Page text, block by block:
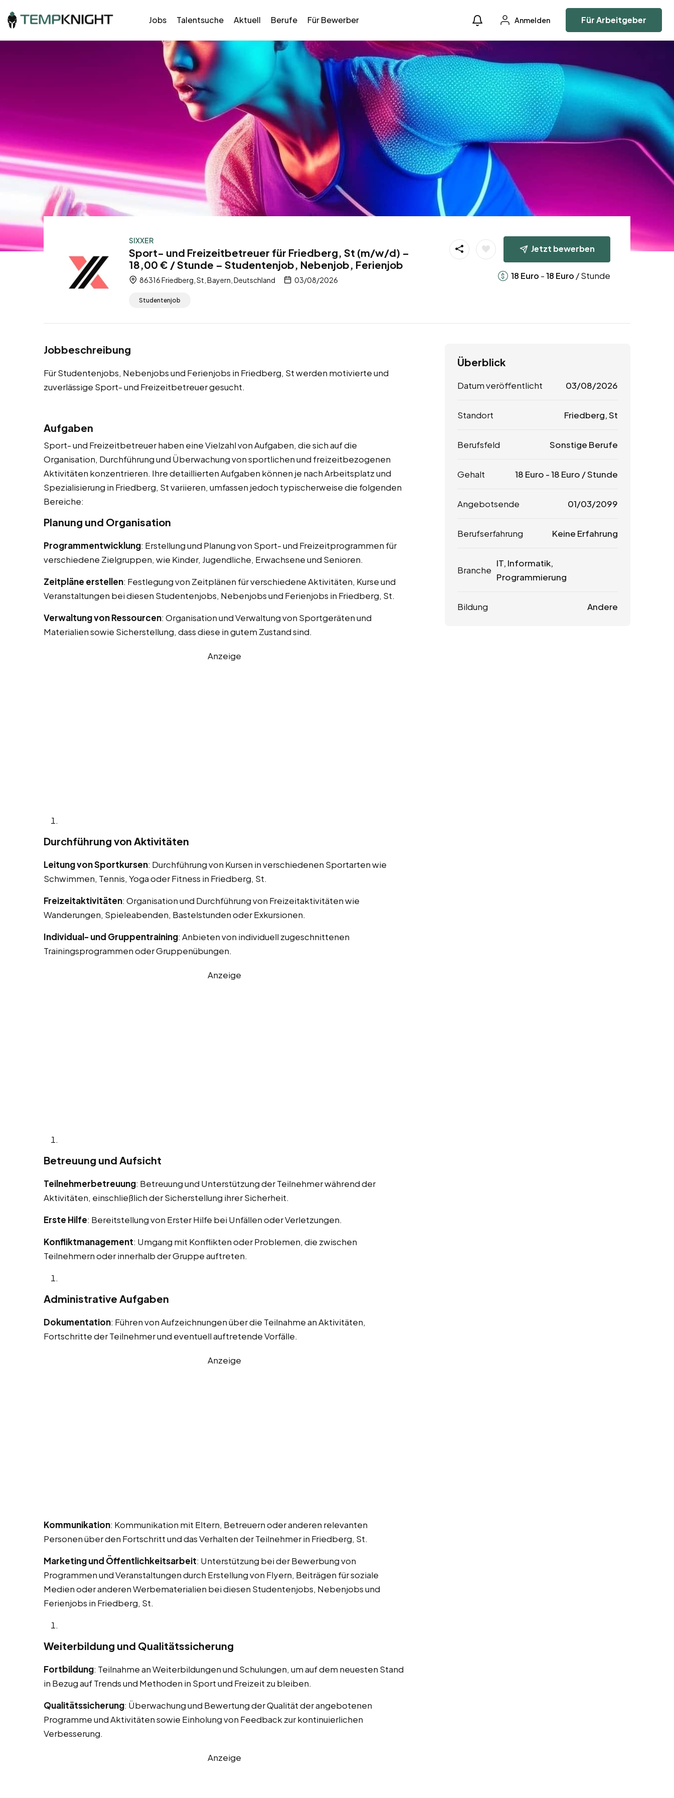
Jobs Talentsuche Aktuell Berufe Für Bewerber Anmelden Für Arbeitgeber
SIXXER
Sport- und Freizeitbetreuer für Friedberg, St (m/w/d) –
18,00 € / Stunde – Studentenjob, Nebenjob, Ferienjob
86316 Friedberg, St, Bayern, Deutschland 03/08/2026
Studentenjob
Jetzt bewerben
18 Euro -18 Euro / Stunde
Jobbeschreibung
Für Studentenjobs, Nebenjobs und Ferienjobs in Friedberg, St werden motivierte und
zuverlässige Sport- und Freizeitbetreuer gesucht.
Aufgaben
Sport- und Freizeitbetreuer haben eine Vielzahl von Aufgaben, die sich auf die
Organisation, Durchführung und Überwachung von sportlichen und freizeitbezogenen
Aktivitäten konzentrieren. Ihre detaillierten Aufgaben können je nach Arbeitsplatz und
Spezialisierung in Friedberg, St variieren, umfassen jedoch typischerweise die folgenden
Bereiche:
Planung und Organisation
Programmentwicklung: Erstellung und Planung von Sport- und Freizeitprogrammen für
verschiedene Zielgruppen, wie Kinder, Jugendliche, Erwachsene und Senioren.
Zeitpläne erstellen: Festlegung von Zeitplänen für verschiedene Aktivitäten, Kurse und
Veranstaltungen bei diesen Studentenjobs, Nebenjobs und Ferienjobs in Friedberg, St.
Verwaltung von Ressourcen: Organisation und Verwaltung von Sportgeräten und
Materialien sowie Sicherstellung, dass diese in gutem Zustand sind.
Anzeige
Durchführung von Aktivitäten
Leitung von Sportkursen: Durchführung von Kursen in verschiedenen Sportarten wie
Schwimmen, Tennis, Yoga oder Fitness in Friedberg, St.
Freizeitaktivitäten: Organisation und Durchführung von Freizeitaktivitäten wie
Wanderungen, Spieleabenden, Bastelstunden oder Exkursionen.
Individual- und Gruppentraining: Anbieten von individuell zugeschnittenen
Trainingsprogrammen oder Gruppenübungen.
Anzeige
Betreuung und Aufsicht
Teilnehmerbetreuung: Betreuung und Unterstützung der Teilnehmer während der
Aktivitäten, einschließlich der Sicherstellung ihrer Sicherheit.
Erste Hilfe: Bereitstellung von Erster Hilfe bei Unfällen oder Verletzungen.
Konfliktmanagement: Umgang mit Konflikten oder Problemen, die zwischen
Teilnehmern oder innerhalb der Gruppe auftreten.
Administrative Aufgaben
Dokumentation: Führen von Aufzeichnungen über die Teilnahme an Aktivitäten,
Fortschritte der Teilnehmer und eventuell auftretende Vorfälle.
Anzeige
Kommunikation: Kommunikation mit Eltern, Betreuern oder anderen relevanten
Personen über den Fortschritt und das Verhalten der Teilnehmer in Friedberg, St.
Marketing und Öffentlichkeitsarbeit: Unterstützung bei der Bewerbung von
Programmen und Veranstaltungen durch Erstellung von Flyern, Beiträgen für soziale
Medien oder anderen Werbematerialien bei diesen Studentenjobs, Nebenjobs und
Ferienjobs in Friedberg, St.
Weiterbildung und Qualitätssicherung
Fortbildung: Teilnahme an Weiterbildungen und Schulungen, um auf dem neuesten Stand
in Bezug auf Trends und Methoden in Sport und Freizeit zu bleiben.
Qualitätssicherung: Überwachung und Bewertung der Qualität der angebotenen
Programme und Aktivitäten sowie Einholung von Feedback zur kontinuierlichen
Verbesserung.
Anzeige
Überblick
Datum veröffentlicht 03/08/2026
Standort Friedberg, St
Berufsfeld Sonstige Berufe
Gehalt 18 Euro -18 Euro / Stunde
Angebotsende 01/03/2099
Berufserfahrung Keine Erfahrung
Branche
IT, Informatik,
Programmierung
Bildung Andere